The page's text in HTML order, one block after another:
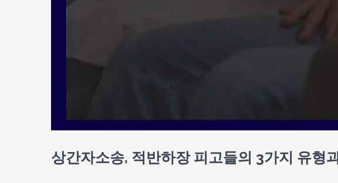
상간자소송, 적반하장 피고들의 3가지 유형